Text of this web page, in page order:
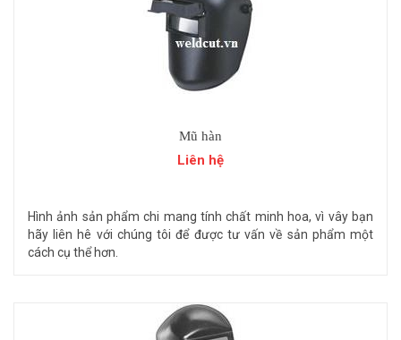
Mũ hàn
Liên hệ
Hình ảnh sản phẩm chi mang tính chất minh hoa, vì vây bạn
hãy liên hê với chúng tôi để được tư vấn về sản phẩm một
cách cụ thể hơn.